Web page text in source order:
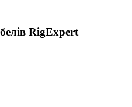
RigExpert